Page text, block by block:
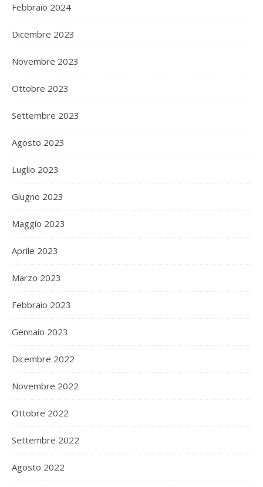
Febbraio 2024
Dicembre 2023
Novembre 2023
Ottobre 2023
Settembre 2023
Agosto 2023
Luglio 2023
Giugno 2023
Maggio 2023
Aprile 2023
Marzo 2023
Febbraio 2023
Gennaio 2023
Dicembre 2022
Novembre 2022
Ottobre 2022
Settembre 2022
Agosto 2022